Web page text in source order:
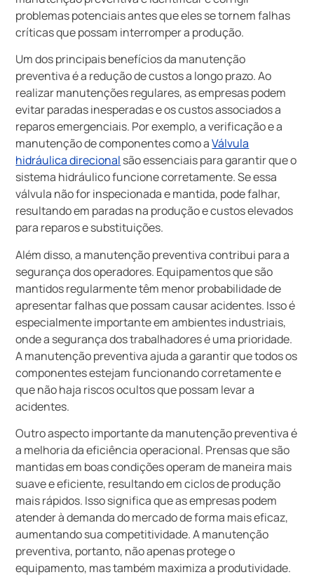
problemas potenciais antes que eles se tornem falhas
críticas que possam interromper a produção.
Um dos principais benefícios da manutenção
preventiva é a redução de custos a longo prazo. Ao
realizar manutenções regulares, as empresas podem
evitar paradas inesperadas e os custos associados a
reparos emergenciais. Por exemplo, a verificação e a
manutenção de componentes como aVálvula
hidráulica direcional são essenciais para garantir que o
sistema hidráulico funcione corretamente. Se essa
válvula não for inspecionada e mantida, pode falhar,
resultando em paradas na produção e custos elevados
para reparos e substituições.
Além disso, a manutenção preventiva contribui para a
segurança dos operadores. Equipamentos que são
mantidos regularmente têm menor probabilidade de
apresentar falhas que possam causar acidentes. Isso é
especialmente importante em ambientes industriais,
onde a segurança dos trabalhadores é uma prioridade.
A manutenção preventiva ajuda a garantir que todos os
componentes estejam funcionando corretamente e
que não haja riscos ocultos que possam levar a
acidentes.
Outro aspecto importante da manutenção preventiva é
a melhoria da eficiência operacional. Prensas que são
mantidas em boas condições operam de maneira mais
suave e eficiente, resultando em ciclos de produção
mais rápidos. Isso significa que as empresas podem
atender à demanda do mercado de forma mais eficaz,
aumentando sua competitividade. A manutenção
preventiva, portanto, não apenas protege o
equipamento, mas também maximiza a produtividade.